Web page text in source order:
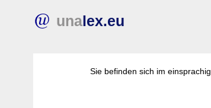
unalex.eu
Sie befinden sich im